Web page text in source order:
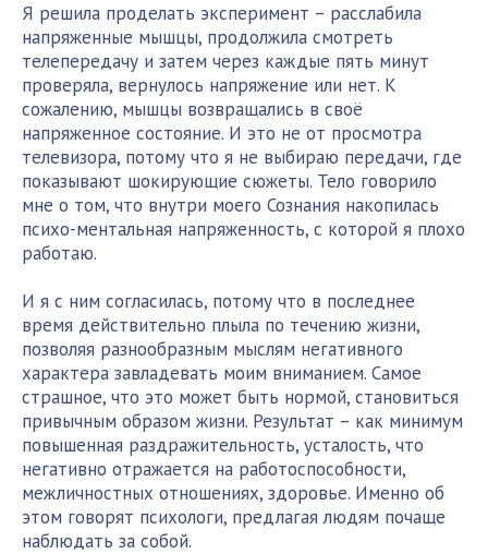
Я решила проделать эксперимент – расслабила
напряженные мышцы, продолжила смотреть
телепередачу и затем через каждые пять минут
проверяла, вернулось напряжение или нет. К
сожалению, мышцы возвращались в своё
напряженное состояние. И это не от просмотра
телевизора, потому что я не выбираю передачи, где
показывают шокирующие сюжеты. Тело говорило
мне о том, что внутри моего Сознания накопилась
психо-ментальная напряженность, с которой я плохо
работаю.
И я с ним согласилась, потому что в последнее
время действительно плыла по течению жизни,
позволяя разнообразным мыслям негативного
характера завладевать моим вниманием. Самое
страшное, что это может быть нормой, становиться
привычным образом жизни. Результат – как минимум
повышенная раздражительность, усталость, что
негативно отражается на работоспособности,
межличностных отношениях, здоровье. Именно об
этом говорят психологи, предлагая людям почаще
наблюдать за собой.